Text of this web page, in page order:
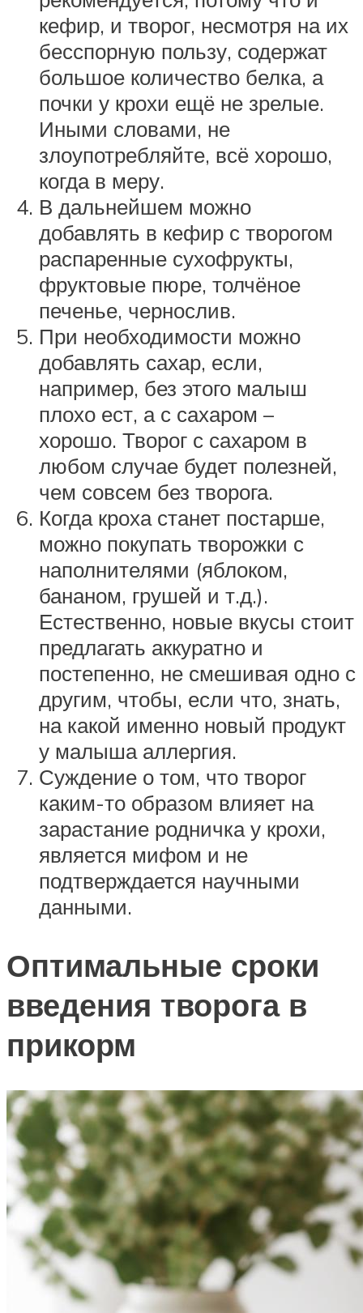
кефир, и творог, несмотря на их
бесспорную пользу, содержат
большое количество белка, а
почки у крохи ещё не зрелые.
Иными словами, не
злоупотребляйте, всё хорошо,
когда в меру.
В дальнейшем можно
добавлять в кефир с творогом
распаренные сухофрукты,
фруктовые пюре, толчёное
печенье, чернослив.
При необходимости можно
добавлять сахар, если,
например, без этого малыш
плохо ест, а с сахаром –
хорошо. Творог с сахаром в
любом случае будет полезней,
чем совсем без творога.
Когда кроха станет постарше,
можно покупать творожки с
наполнителями (яблоком,
бананом, грушей и т.д.).
Естественно, новые вкусы стоит
предлагать аккуратно и
постепенно, не смешивая одно с
другим, чтобы, если что, знать,
на какой именно новый продукт
у малыша аллергия.
Суждение о том, что творог
каким-то образом влияет на
зарастание родничка у крохи,
является мифом и не
подтверждается научными
данными.
Оптимальные сроки
введения творога в
прикорм